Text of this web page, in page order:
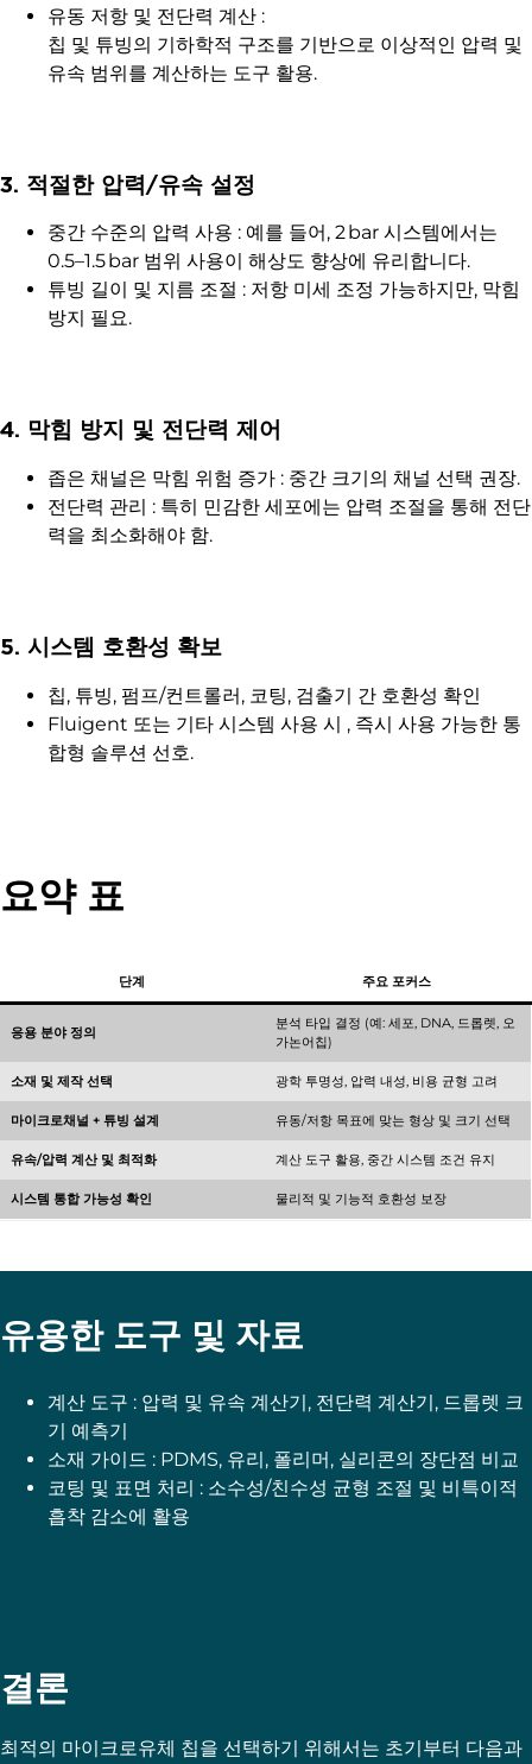
유동 저항 및 전단력 계산 :
칩 및 튜빙의 기하학적 구조를 기반으로 이상적인 압력 및
유속 범위를 계산하는 도구 활용.
3. 적절한 압력/유속 설정
중간 수준의 압력 사용 : 예를 들어, 2 bar 시스템에서는
0.5–1.5 bar 범위 사용이 해상도 향상에 유리합니다.
튜빙 길이 및 지름 조절 : 저항 미세 조정 가능하지만, 막힘
방지 필요.
4. 막힘 방지 및 전단력 제어
좁은 채널은 막힘 위험 증가 : 중간 크기의 채널 선택 권장.
전단력 관리 : 특히 민감한 세포에는 압력 조절을 통해 전단
력을 최소화해야 함.
5. 시스템 호환성 확보
칩, 튜빙, 펌프/컨트롤러, 코팅, 검출기 간 호환성 확인
Fluigent 또는 기타 시스템 사용 시 , 즉시 사용 가능한 통
합형 솔루션 선호.
요약 표
단계 주요 포커스
응용 분야 정의
분석 타입 결정 (예: 세포, DNA, 드롭렛, 오
가논어칩)
소재 및 제작 선택 광학 투명성, 압력 내성, 비용 균형 고려
마이크로채널 + 튜빙 설계 유동/저항 목표에 맞는 형상 및 크기 선택
유속/압력 계산 및 최적화 계산 도구 활용, 중간 시스템 조건 유지
시스템 통합 가능성 확인 물리적 및 기능적 호환성 보장
유용한 도구 및 자료
계산 도구 : 압력 및 유속 계산기, 전단력 계산기, 드롭렛 크
기 예측기
소재 가이드 : PDMS, 유리, 폴리머, 실리콘의 장단점 비교
코팅 및 표면 처리 : 소수성/친수성 균형 조절 및 비특이적
흡착 감소에 활용
결론
최적의 마이크로유체 칩을 선택하기 위해서는 초기부터 다음과